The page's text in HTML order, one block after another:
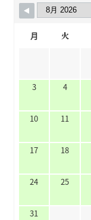
月 火
3 4
10 11
17 18
24 25
31